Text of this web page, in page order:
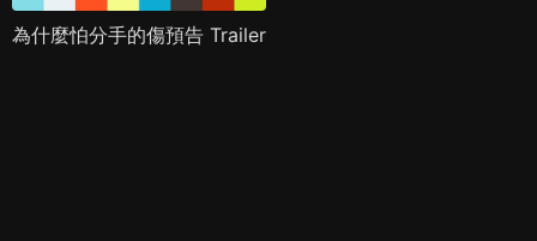
為什麼怕分手的傷預告 Trailer